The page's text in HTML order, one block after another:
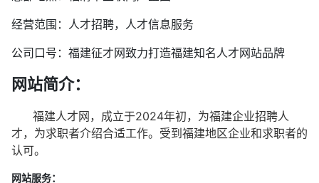
经营范围：人才招聘，人才信息服务
公司口号：福建征才网致力打造福建知名人才网站品牌
网站简介：
福建人才网，成立于2024年初，为福建企业招聘人
才，为求职者介绍合适工作。受到福建地区企业和求职者的
认可。
网站服务：